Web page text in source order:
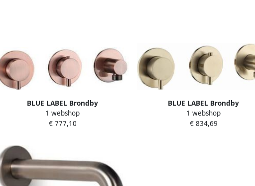
BLUE LABEL Brondby
inbouwthermostaat met 3-weg
omstelling inbouw + afbouwdeel ronde
1 webshop
€ 777,10
BLUE LABEL Brondby
Inbouwthermostaat met 3-weg
omstelling inbouw + afbouwdeel
1 webshop
€ 834,69